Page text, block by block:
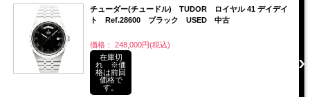
チューダー(チュードル) TUDOR ロイヤル 41 デイデイ
ト Ref.28600 ブラック USED 中古
価格： 248,000円(税込)
在庫切
れ ※価
格は前回
価格で
す。